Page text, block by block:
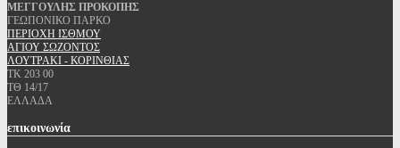
ΜΕΓΓΟΥΛΗΣ ΠΡΟΚΟΠΗΣ
ΓΕΩΠΟΝΙΚΟ ΠΑΡΚΟ
ΠΕΡΙΟΧΗ ΙΣΘΜΟΥ
ΑΓΙΟΥ ΣΩΖΟΝΤΟΣ
ΛΟΥΤΡΑΚΙ - ΚΟΡΙΝΘΙΑΣ
ΤΚ 203 00
ΤΘ 14/17
ΕΛΛΑΔΑ
επικοινωνία